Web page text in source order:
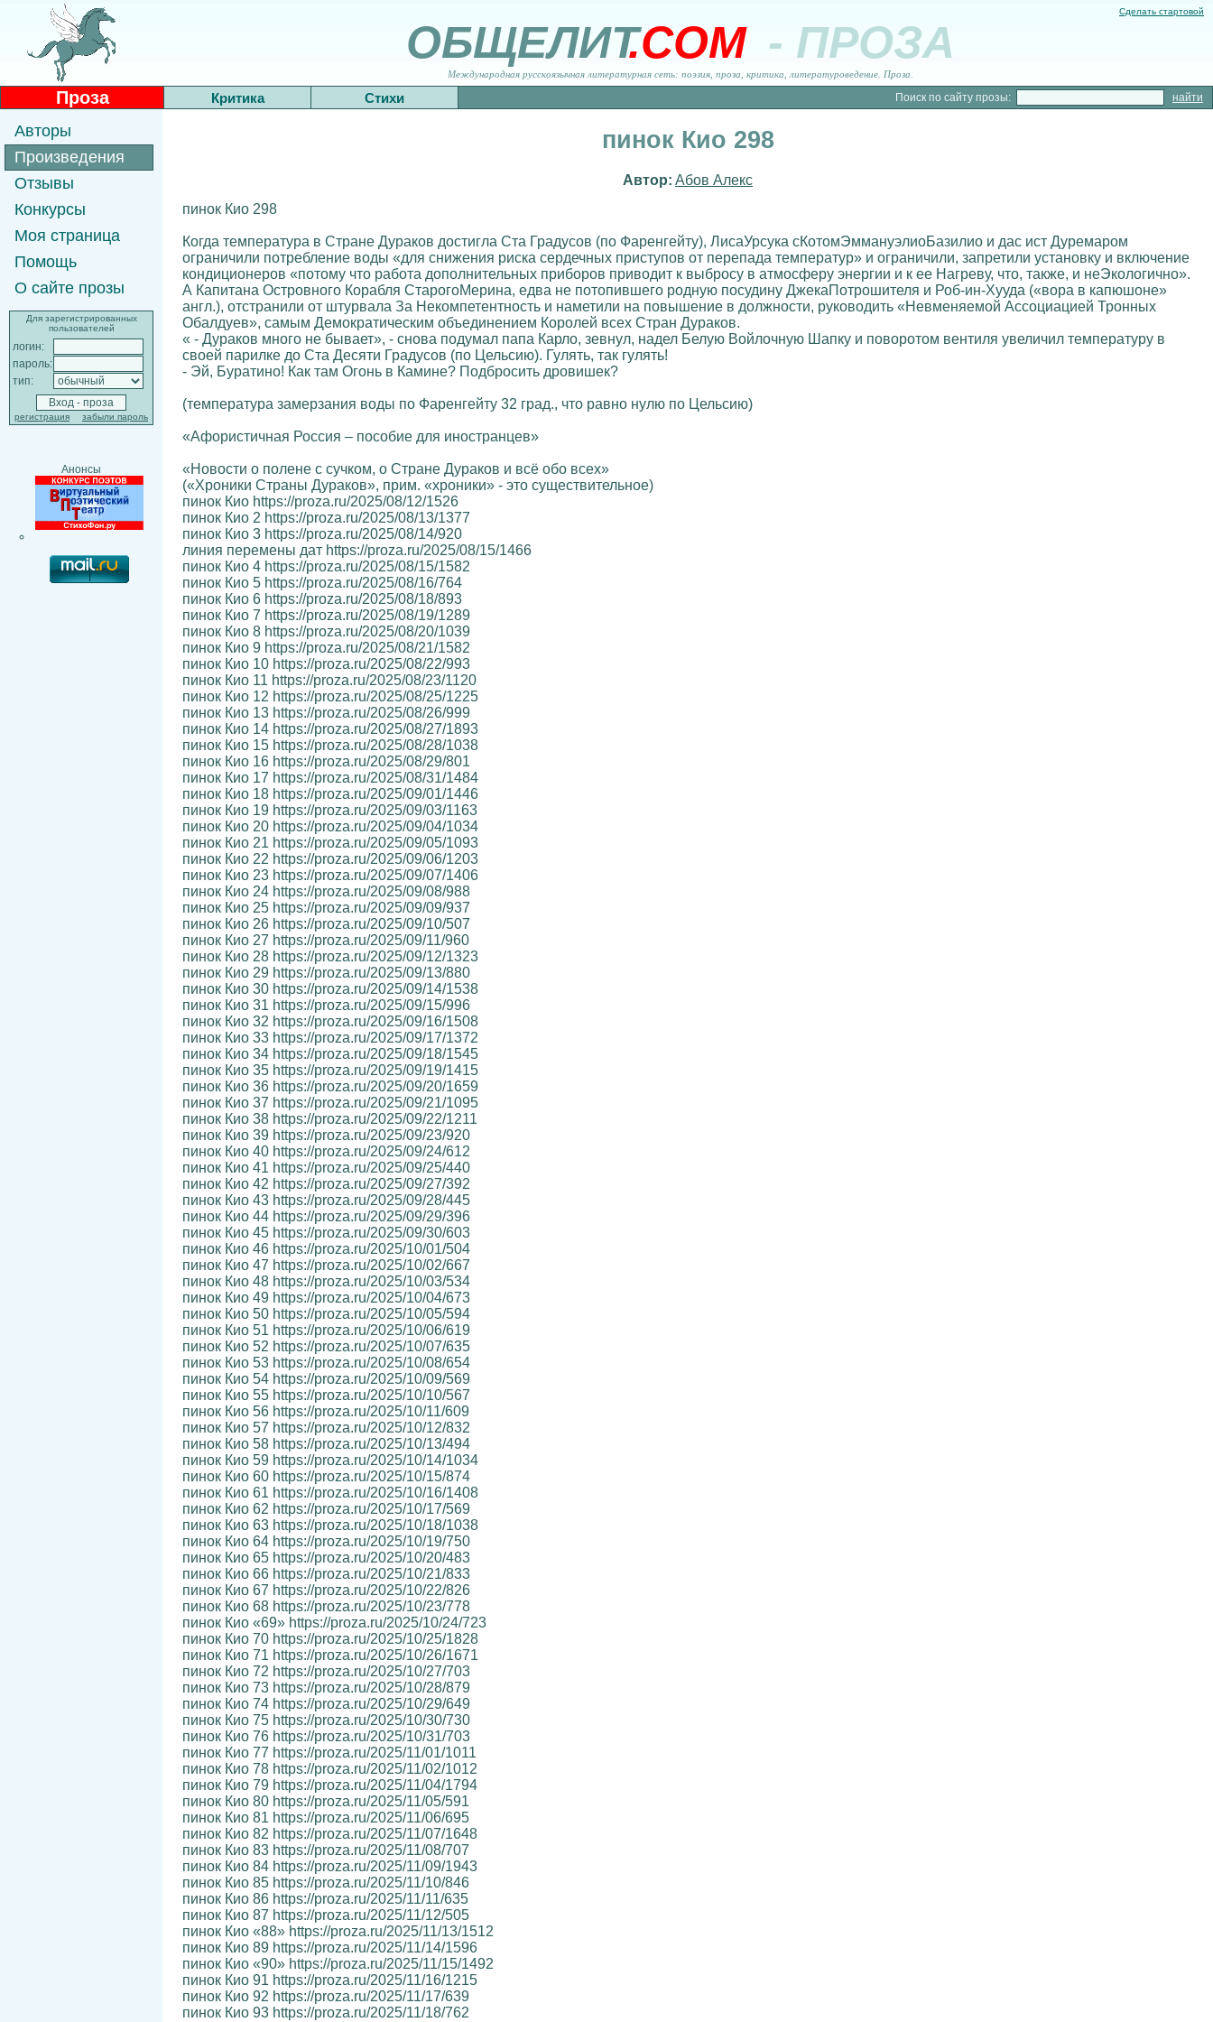
Сделать стартовой
ОБЩЕЛИТ.COM - ПРОЗА
Международная русскоязычная литературная сеть: поэзия, проза, критика, литературоведение. Проза.
Проза Критика Стихи Поиск по сайту прозы:
Авторы
Произведения
Отзывы
Конкурсы
Моя страница
Помощь
О сайте прозы
Для зарегистрированных
пользователей
логин:
пароль:
тип:
регистрация забыли пароль
Анонсы
пинок Кио 298
Автор: Абов Алекс
пинок Кио 298
Когда температура в Стране Дураков достигла Ста Градусов (по Фаренгейту), ЛисаУрсука сКотомЭммануэлиоБазилио и дас ист Дуремаром
ограничили потребление воды «для снижения риска сердечных приступов от перепада температур» и ограничили, запретили установку и включение
кондиционеров «потому что работа дополнительных приборов приводит к выбросу в атмосферу энергии и к ее Нагреву, что, также, и неЭкологично».
А Капитана Островного Корабля СтарогоМерина, едва не потопившего родную посудину ДжекаПотрошителя и Роб-ин-Хууда («вора в капюшоне»
англ.), отстранили от штурвала За Некомпетентность и наметили на повышение в должности, руководить «Невменяемой Ассоциацией Тронных
Обалдуев», самым Демократическим объединением Королей всех Стран Дураков.
« - Дураков много не бывает», - снова подумал папа Карло, зевнул, надел Белую Войлочную Шапку и поворотом вентиля увеличил температуру в
своей парилке до Ста Десяти Градусов (по Цельсию). Гулять, так гулять!
- Эй, Буратино! Как там Огонь в Камине? Подбросить дровишек?
(температура замерзания воды по Фаренгейту 32 град., что равно нулю по Цельсию)
«Афористичная Россия – пособие для иностранцев»
«Новости о полене с сучком, о Стране Дураков и всё обо всех»
(«Хроники Страны Дураков», прим. «хроники» - это существительное)
пинок Кио https://proza.ru/2025/08/12/1526
пинок Кио 2 https://proza.ru/2025/08/13/1377
пинок Кио 3 https://proza.ru/2025/08/14/920
линия перемены дат https://proza.ru/2025/08/15/1466
пинок Кио 4 https://proza.ru/2025/08/15/1582
пинок Кио 5 https://proza.ru/2025/08/16/764
пинок Кио 6 https://proza.ru/2025/08/18/893
пинок Кио 7 https://proza.ru/2025/08/19/1289
пинок Кио 8 https://proza.ru/2025/08/20/1039
пинок Кио 9 https://proza.ru/2025/08/21/1582
пинок Кио 10 https://proza.ru/2025/08/22/993
пинок Кио 11 https://proza.ru/2025/08/23/1120
пинок Кио 12 https://proza.ru/2025/08/25/1225
пинок Кио 13 https://proza.ru/2025/08/26/999
пинок Кио 14 https://proza.ru/2025/08/27/1893
пинок Кио 15 https://proza.ru/2025/08/28/1038
пинок Кио 16 https://proza.ru/2025/08/29/801
пинок Кио 17 https://proza.ru/2025/08/31/1484
пинок Кио 18 https://proza.ru/2025/09/01/1446
пинок Кио 19 https://proza.ru/2025/09/03/1163
пинок Кио 20 https://proza.ru/2025/09/04/1034
пинок Кио 21 https://proza.ru/2025/09/05/1093
пинок Кио 22 https://proza.ru/2025/09/06/1203
пинок Кио 23 https://proza.ru/2025/09/07/1406
пинок Кио 24 https://proza.ru/2025/09/08/988
пинок Кио 25 https://proza.ru/2025/09/09/937
пинок Кио 26 https://proza.ru/2025/09/10/507
пинок Кио 27 https://proza.ru/2025/09/11/960
пинок Кио 28 https://proza.ru/2025/09/12/1323
пинок Кио 29 https://proza.ru/2025/09/13/880
пинок Кио 30 https://proza.ru/2025/09/14/1538
пинок Кио 31 https://proza.ru/2025/09/15/996
пинок Кио 32 https://proza.ru/2025/09/16/1508
пинок Кио 33 https://proza.ru/2025/09/17/1372
пинок Кио 34 https://proza.ru/2025/09/18/1545
пинок Кио 35 https://proza.ru/2025/09/19/1415
пинок Кио 36 https://proza.ru/2025/09/20/1659
пинок Кио 37 https://proza.ru/2025/09/21/1095
пинок Кио 38 https://proza.ru/2025/09/22/1211
пинок Кио 39 https://proza.ru/2025/09/23/920
пинок Кио 40 https://proza.ru/2025/09/24/612
пинок Кио 41 https://proza.ru/2025/09/25/440
пинок Кио 42 https://proza.ru/2025/09/27/392
пинок Кио 43 https://proza.ru/2025/09/28/445
пинок Кио 44 https://proza.ru/2025/09/29/396
пинок Кио 45 https://proza.ru/2025/09/30/603
пинок Кио 46 https://proza.ru/2025/10/01/504
пинок Кио 47 https://proza.ru/2025/10/02/667
пинок Кио 48 https://proza.ru/2025/10/03/534
пинок Кио 49 https://proza.ru/2025/10/04/673
пинок Кио 50 https://proza.ru/2025/10/05/594
пинок Кио 51 https://proza.ru/2025/10/06/619
пинок Кио 52 https://proza.ru/2025/10/07/635
пинок Кио 53 https://proza.ru/2025/10/08/654
пинок Кио 54 https://proza.ru/2025/10/09/569
пинок Кио 55 https://proza.ru/2025/10/10/567
пинок Кио 56 https://proza.ru/2025/10/11/609
пинок Кио 57 https://proza.ru/2025/10/12/832
пинок Кио 58 https://proza.ru/2025/10/13/494
пинок Кио 59 https://proza.ru/2025/10/14/1034
пинок Кио 60 https://proza.ru/2025/10/15/874
пинок Кио 61 https://proza.ru/2025/10/16/1408
пинок Кио 62 https://proza.ru/2025/10/17/569
пинок Кио 63 https://proza.ru/2025/10/18/1038
пинок Кио 64 https://proza.ru/2025/10/19/750
пинок Кио 65 https://proza.ru/2025/10/20/483
пинок Кио 66 https://proza.ru/2025/10/21/833
пинок Кио 67 https://proza.ru/2025/10/22/826
пинок Кио 68 https://proza.ru/2025/10/23/778
пинок Кио «69» https://proza.ru/2025/10/24/723
пинок Кио 70 https://proza.ru/2025/10/25/1828
пинок Кио 71 https://proza.ru/2025/10/26/1671
пинок Кио 72 https://proza.ru/2025/10/27/703
пинок Кио 73 https://proza.ru/2025/10/28/879
пинок Кио 74 https://proza.ru/2025/10/29/649
пинок Кио 75 https://proza.ru/2025/10/30/730
пинок Кио 76 https://proza.ru/2025/10/31/703
пинок Кио 77 https://proza.ru/2025/11/01/1011
пинок Кио 78 https://proza.ru/2025/11/02/1012
пинок Кио 79 https://proza.ru/2025/11/04/1794
пинок Кио 80 https://proza.ru/2025/11/05/591
пинок Кио 81 https://proza.ru/2025/11/06/695
пинок Кио 82 https://proza.ru/2025/11/07/1648
пинок Кио 83 https://proza.ru/2025/11/08/707
пинок Кио 84 https://proza.ru/2025/11/09/1943
пинок Кио 85 https://proza.ru/2025/11/10/846
пинок Кио 86 https://proza.ru/2025/11/11/635
пинок Кио 87 https://proza.ru/2025/11/12/505
пинок Кио «88» https://proza.ru/2025/11/13/1512
пинок Кио 89 https://proza.ru/2025/11/14/1596
пинок Кио «90» https://proza.ru/2025/11/15/1492
пинок Кио 91 https://proza.ru/2025/11/16/1215
пинок Кио 92 https://proza.ru/2025/11/17/639
пинок Кио 93 https://proza.ru/2025/11/18/762